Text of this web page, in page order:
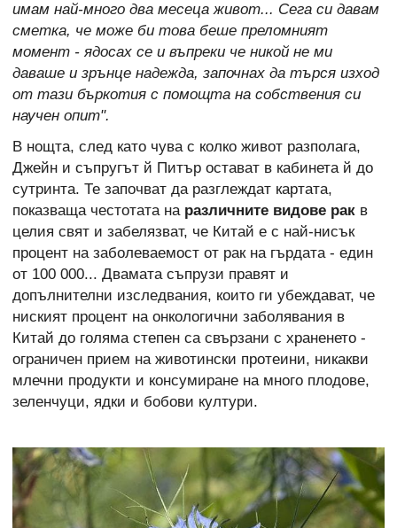
имам най-много два месеца живот... Сега си давам
сметка, че може би това беше преломният
момент - ядосах се и въпреки че никой не ми
даваше и зрънце надежда, започнах да търся изход
от тази бъркотия с помощта на собствения си
научен опит".
В нощта, след като чува с колко живот разполага,
Джейн и съпругът й Питър остават в кабинета й до
сутринта. Те започват да разглеждат картата,
показваща честотата на различните видове рак в
целия свят и забелязват, че Китай е с най-нисък
процент на заболеваемост от рак на гърдата - един
от 100 000... Двамата съпрузи правят и
допълнителни изследвания, които ги убеждават, че
ниският процент на онкологични заболявания в
Китай до голяма степен са свързани с храненето -
ограничен прием на животински протеини, никакви
млечни продукти и консумиране на много плодове,
зеленчуци, ядки и бобови култури.